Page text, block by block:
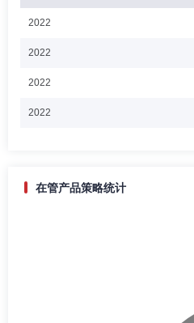
2022
2022
2022
2022
在管产品策略统计